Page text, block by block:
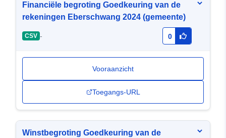
Financiële begroting Goedkeuring van de
rekeningen Eberschwang 2024 (gemeente)
CSV - 0
Vooraanzicht
Toegangs-URL
Winstbegroting Goedkeuring van de